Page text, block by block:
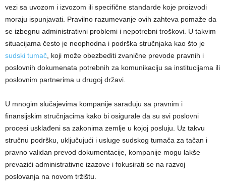
vezi sa uvozom i izvozom ili specifične standarde koje proizvodi
moraju ispunjavati. Pravilno razumevanje ovih zahteva pomaže da
se izbegnu administrativni problemi i nepotrebni troškovi. U takvim
situacijama često je neophodna i podrška stručnjaka kao što je
sudski tumač, koji može obezbediti zvanične prevode pravnih i
poslovnih dokumenata potrebnih za komunikaciju sa institucijama ili
poslovnim partnerima u drugoj državi.
U mnogim slučajevima kompanije sarađuju sa pravnim i
finansijskim stručnjacima kako bi osigurale da su svi poslovni
procesi usklađeni sa zakonima zemlje u kojoj posluju. Uz takvu
stručnu podršku, uključujući i usluge sudskog tumača za tačan i
pravno validan prevod dokumentacije, kompanije mogu lakše
prevazići administrativne izazove i fokusirati se na razvoj
poslovanja na novom tržištu.